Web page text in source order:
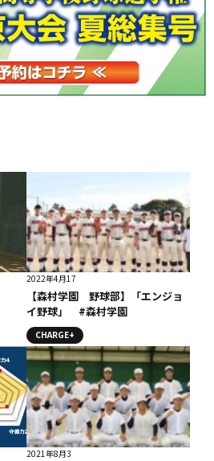
2022年4月17
【森村学園 野球部】「エンジョ
イ野球」 #森村学園
CHARGE+
2021年8月3